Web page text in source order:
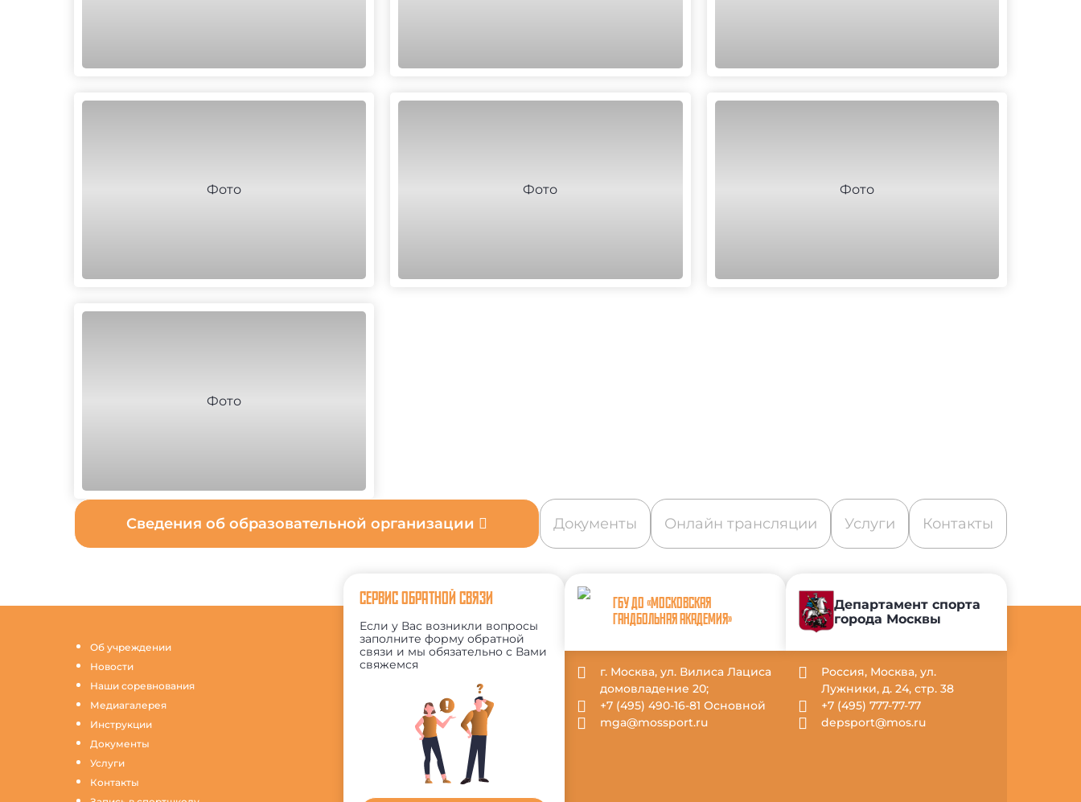
Сведения об образовательной организации Документы Онлайн трансляции Услуги Контакты
Об учреждении
Новости
Наши соревнования
Медиагалерея
Инструкции
Документы
Услуги
Контакты
СЕРВИС ОБРАТНОЙ СВЯЗИ
Если у Вас возникли вопросы
заполните форму обратной
связи и мы обязательно с Вами
свяжемся
ГБУ ДО «МОСКОВСКАЯ
ГАНДБОЛЬНАЯ АКАДЕМИЯ»
г. Москва, ул. Вилиса Лациса
домовладение 20;
+7 (495) 490-16-81 Основной
mga@mossport.ru
Департамент спорта
города Москвы
Россия, Москва, ул.
Лужники, д. 24, стр. 38
+7 (495) 777-77-77
depsport@mos.ru